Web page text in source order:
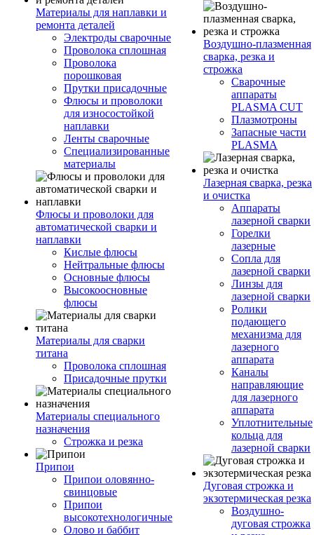
Материалы для наплавки и
ремонта деталей
Электроды сварочные
Проволока сплошная
Проволока
порошковая
Прутки присадочные
Флюсы и проволоки
для износостойкой
наплавки
Ленты сварочные
Специализированные
материалы
Флюсы и проволоки для
автоматической сварки и
наплавки
Кислые флюсы
Нейтральные флюсы
Основные флюсы
Высокоосновные
флюсы
Материалы для сварки
титана
Проволока сплошная
Присадочные прутки
Материалы специального
назначения
Строжка и резка
Припои
Припои оловянно-
свинцовые
Припои
высокотехнологичные
Олово и баббит
Воздушно-плазменная
сварка, резка и
строжка
Сварочные
аппараты
PLASMA CUT
Плазмотроны
Запасные части
PLASMA
Лазерная сварка, резка
и очистка
Аппараты
лазерной сварки
Горелки
лазерные
Сопла для
лазерной сварки
Линзы для
лазерной сварки
Ролики
подающего
механизма для
лазерного
аппарата
Каналы
направляющие
для лазерного
аппарата
Уплотнительные
кольца для
лазерной сварки
Дуговая строжка и
экзотермическая резка
Воздушно-
дуговая строжка